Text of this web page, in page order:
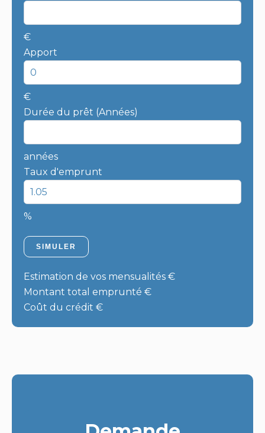
€
Apport
€
Durée du prêt (Années)
années
Taux d'emprunt
%
SIMULER
Estimation de vos mensualités €
Montant total emprunté €
Coût du crédit €